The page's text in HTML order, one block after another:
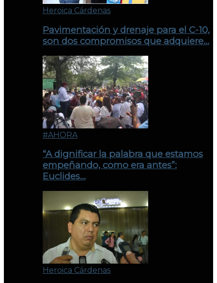
Heroica Cárdenas
Pavimentación y drenaje para el C-10,
son dos compromisos que adquiere…
#AHORA
“A dignificar la palabra que estamos
empeñando, como era antes”:
Euclides…
Heroica Cárdenas